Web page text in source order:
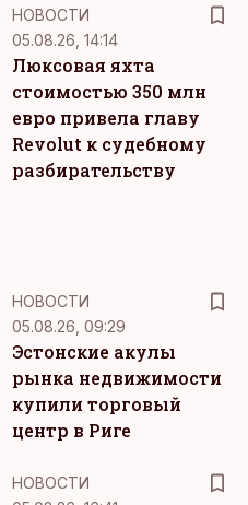
НОВОСТИ
05.08.26, 14:14
Люксовая яхта
стоимостью 350 млн
евро привела главу
Revolut к судебному
разбирательству
НОВОСТИ
05.08.26, 09:29
Эстонские акулы
рынка недвижимости
купили торговый
центр в Риге
НОВОСТИ